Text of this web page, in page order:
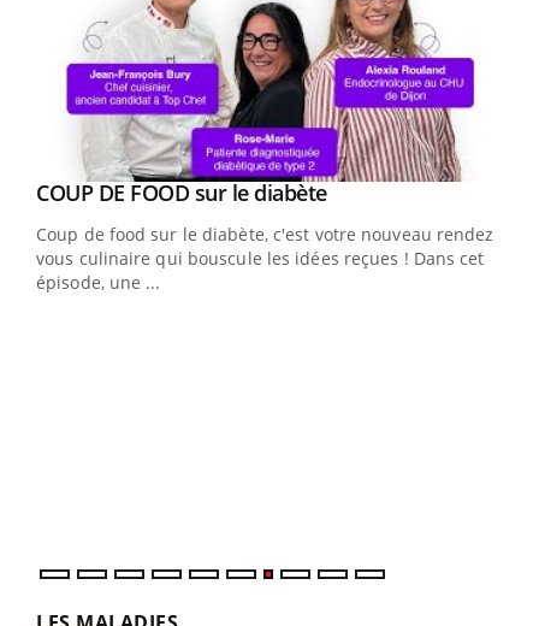
Youtube
COUP DE FOOD sur le diabèteYoutube
Coup de food sur le diabète, c'est votre nouveau rendez-
vous culinaire qui bouscule les idées reçues ! Dans cet
épisode, une ...